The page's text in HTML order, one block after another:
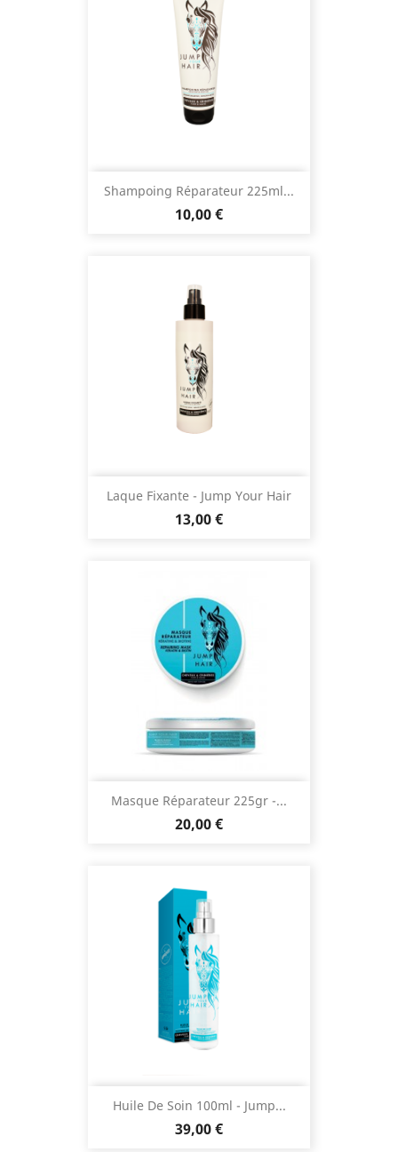
Shampoing Réparateur 225ml...
Prix
10,00 €
Laque Fixante - Jump Your Hair
Prix
13,00 €
Masque Réparateur 225gr -...
Prix
20,00 €
Huile De Soin 100ml - Jump...
Prix
39,00 €